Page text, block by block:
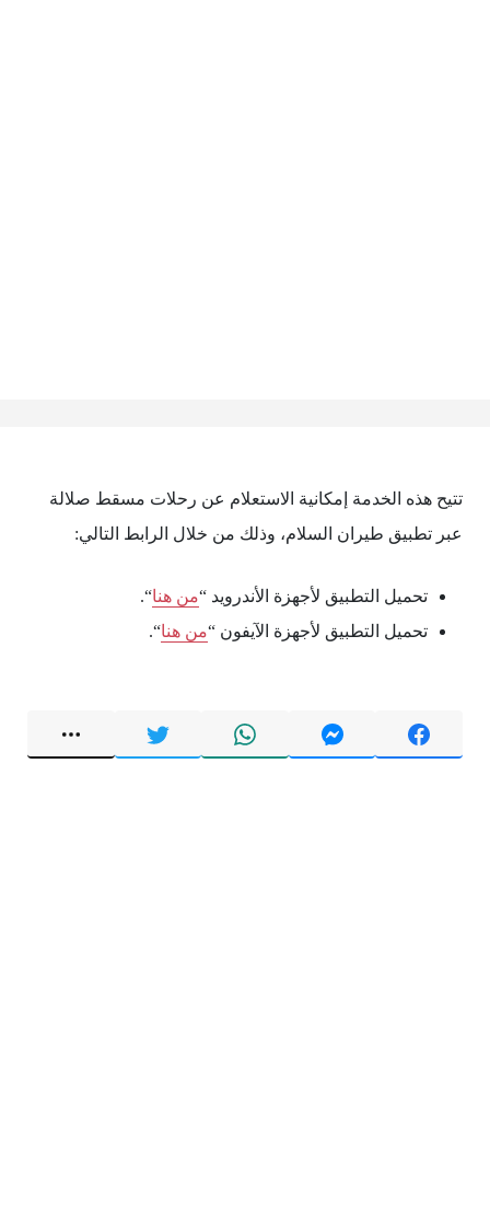
تتيح هذه الخدمة إمكانية الاستعلام عن رحلات مسقط صلالة
عبر تطبيق طيران السلام، وذلك من خلال الرابط التالي:
تحميل التطبيق لأجهزة الأندرويد “من هنا“.
تحميل التطبيق لأجهزة الآيفون “من هنا“.